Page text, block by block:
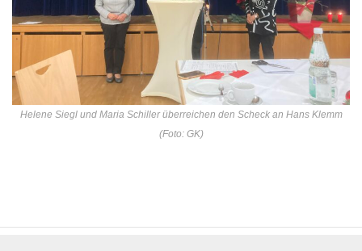
Helene Siegl und Maria Schiller überreichen den Scheck an Hans Klemm
(Foto: GK)